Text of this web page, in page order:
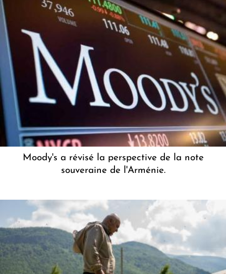
Moody's a révisé la perspective de la note
souveraine de l'Arménie.